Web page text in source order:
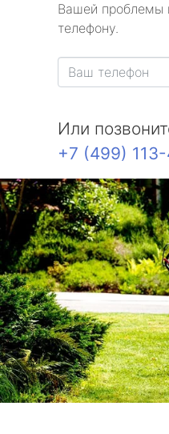
Вашей проблемы
телефону.
Или
+7 (499)